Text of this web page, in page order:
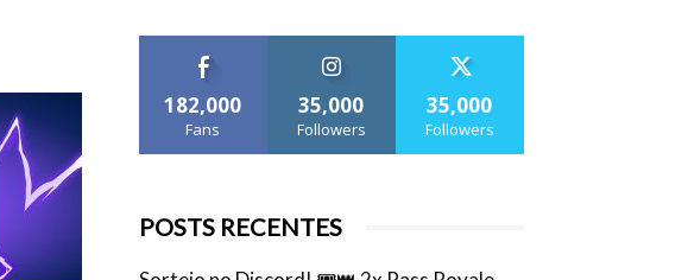
182,000
Fans
35,000
Followers
35,000
Followers
POSTS RECENTES